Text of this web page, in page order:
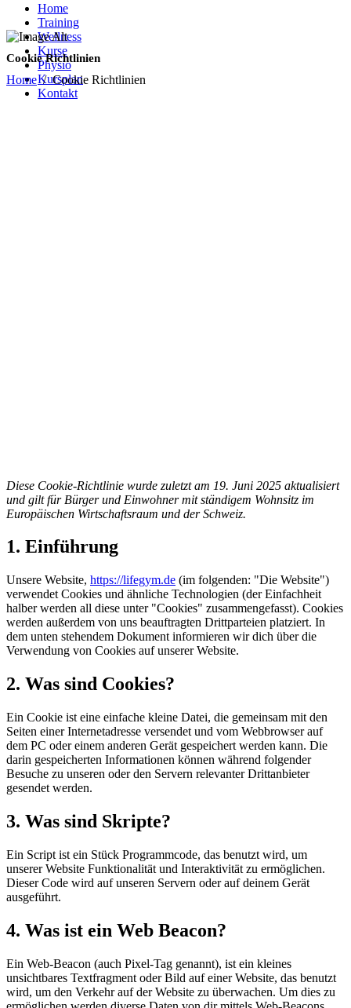
Home
Training
Wellness
Kurse
Physio
Kursplan
Kontakt
Cookie Richtlinien
Home/Cookie Richtlinien
Diese Cookie-Richtlinie wurde zuletzt am 19. Juni 2025 aktualisiert
und gilt für Bürger und Einwohner mit ständigem Wohnsitz im
Europäischen Wirtschaftsraum und der Schweiz.
1. Einführung
Unsere Website, https://lifegym.de (im folgenden: "Die Website")
verwendet Cookies und ähnliche Technologien (der Einfachheit
halber werden all diese unter "Cookies" zusammengefasst). Cookies
werden außerdem von uns beauftragten Drittparteien platziert. In
dem unten stehendem Dokument informieren wir dich über die
Verwendung von Cookies auf unserer Website.
2. Was sind Cookies?
Ein Cookie ist eine einfache kleine Datei, die gemeinsam mit den
Seiten einer Internetadresse versendet und vom Webbrowser auf
dem PC oder einem anderen Gerät gespeichert werden kann. Die
darin gespeicherten Informationen können während folgender
Besuche zu unseren oder den Servern relevanter Drittanbieter
gesendet werden.
3. Was sind Skripte?
Ein Script ist ein Stück Programmcode, das benutzt wird, um
unserer Website Funktionalität und Interaktivität zu ermöglichen.
Dieser Code wird auf unseren Servern oder auf deinem Gerät
ausgeführt.
4. Was ist ein Web Beacon?
Ein Web-Beacon (auch Pixel-Tag genannt), ist ein kleines
unsichtbares Textfragment oder Bild auf einer Website, das benutzt
wird, um den Verkehr auf der Website zu überwachen. Um dies zu